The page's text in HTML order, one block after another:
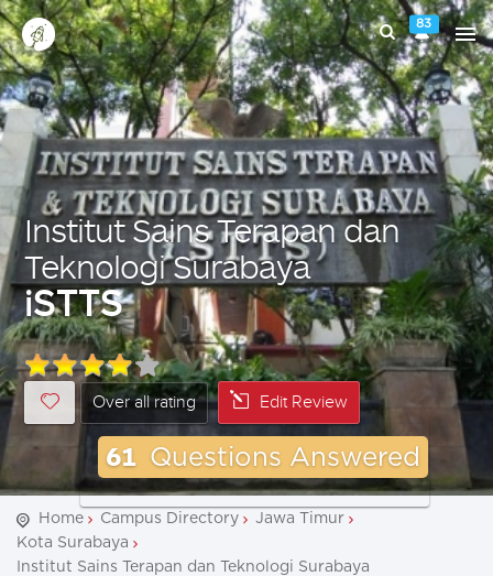
83
Institut Sains Terapan dan
Teknologi Surabaya
iSTTS
Over all rating Edit Review
61 Questions Answered
Home Campus Directory
Jawa Timur
Kota Surabaya
Institut Sains Terapan dan Teknologi Surabaya